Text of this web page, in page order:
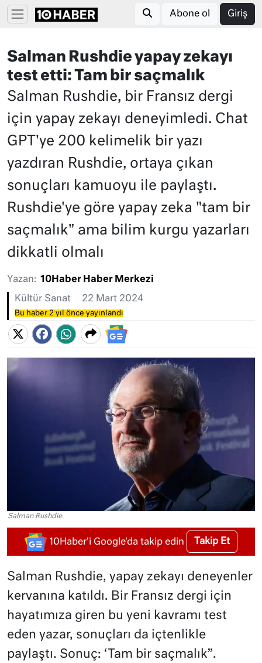
Abone ol Giriş
Salman Rushdie yapay zekayı
test etti: Tam bir saçmalık
Salman Rushdie, bir Fransız dergi
için yapay zekayı deneyimledi. Chat
GPT'ye 200 kelimelik bir yazı
yazdıran Rushdie, ortaya çıkan
sonuçları kamuoyu ile paylaştı.
Rushdie'ye göre yapay zeka "tam bir
saçmalık" ama bilim kurgu yazarları
dikkatli olmalı
Yazan: 10Haber Haber Merkezi
Kültür Sanat 22 Mart 2024
Bu haber 2 yıl önce yayınlandı
Salman Rushdie
10Haber'i Google'da takip edin Takip Et
Salman Rushdie, yapay zekayı deneyenler
kervanına katıldı. Bir Fransız dergi için
hayatımıza giren bu yeni kavramı test
eden yazar, sonuçları da içtenlikle
paylaştı. Sonuç: ‘Tam bir saçmalık”.